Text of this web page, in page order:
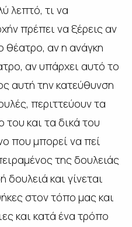
λεπτό, τι να
πρέπει να ξέρεις αν
θέατρο, αν η ανάγκη
αν υπάρχει αυτό το
αυτή την κατεύθυνση
περιττεύουν τα
και τα δικά του
που μπορεί να πεί
της δουλειάς
δουλειά και γίνεται
στον τόπο μας και
και κατά ένα τρόπο